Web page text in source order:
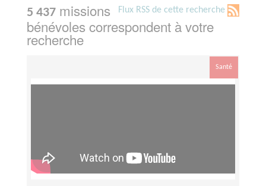
Flux RSS de cette recherche
5 437 missions
bénévoles correspondent à votre
recherche
Santé